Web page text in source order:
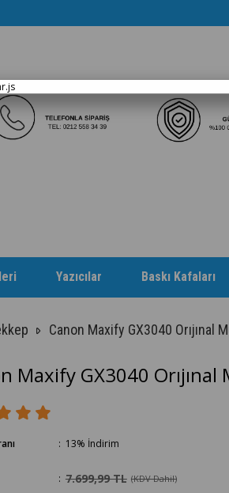
Yazıcılar Baskı Kafaları
Canon Maxify GX3040 Orıjınal
Maxify GX3040
: %
13 İndirim
: 7.699,99 TL (KDV Dahil)